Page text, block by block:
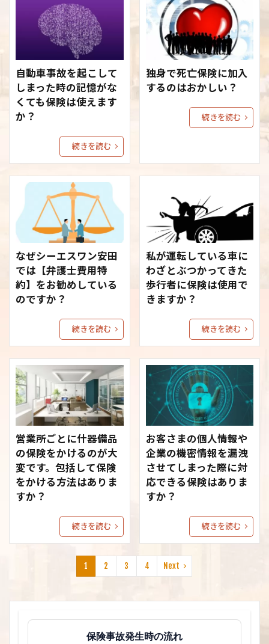
自動車事故を起こして
しまった時の記憶がな
くても保険は使えます
か？
続きを読む
独身で死亡保険に加入
するのはおかしい？
続きを読む
なぜシーエスワン安田
では【弁護士費用特
約】をお勧めしている
のですか？
続きを読む
私が運転している車に
わざとぶつかってきた
歩行者に保険は使用で
きますか？
続きを読む
営業所ごとに什器備品
の保険をかけるのが大
変です。包括して保険
をかける方法はありま
すか？
続きを読む
お客さまの個人情報や
企業の機密情報を漏洩
させてしまった際に対
応できる保険はありま
すか？
続きを読む
1 2 3 4 Next
保険事故発生時の流れ